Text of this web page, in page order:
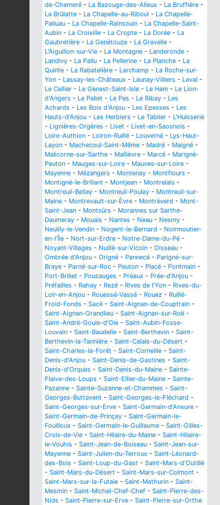
de-Chemeré - La Bazouge-des-Alleux - La Bruffière -
La Brûlatte - La Chapelle-au-Riboul - La Chapelle-
Palluau - La Chapelle-Rainsouin - La Chapelle-Saint-
Aubin - La Croixille - La Cropte - La Dorée - La
Gaubretière - La Genétouze - La Gravelle -
L'Aiguillon-sur-Vie - La Montagne - Landeronde -
Landivy - La Pallu - La Pellerine - La Planche - La
Quinte - La Rabatelière - Larchamp - La Roche-sur-
Yon - Lassay-les-Châteaux - Launay-Villiers - Laval -
Le Cellier - Le Genest-Saint-Isle - Le Ham - Le Lion-
d'Angers - Le Pallet - Le Pas - Le Ribay - Les
Achards - Les Bois d'Anjou - Les Epesses - Les
Hauts-d'Anjou - Les Herbiers - Le Tablier - L'Huisserie
- Lignières-Orgères - Livet - Livet-en-Saosnois -
Loire-Authion - Loiron-Ruillé - Louverné - Lys-Haut-
Layon - Machecoul-Saint-Même - Madré - Maigné -
Malicorne-sur-Sarthe - Mallièvre - Marcé - Marigné-
Peuton - Mauges-sur-Loire - Mauves-sur-Loire -
Mayenne - Mézangers - Montenay - Montflours -
Montigné-le-Brillant - Montjean - Montrelais -
Montreuil-Bellay - Montreuil-Poulay - Montreuil-sur-
Maine - Montrevault-sur-Èvre - Montréverd - Mont-
Saint-Jean - Montsûrs - Morannes sur Sarthe-
Daumeray - Mouais - Nantes - Neau - Nesmy -
Neuilly-le-Vendin - Nogent-le-Bernard - Noirmoutier-
en-l'Île - Nort-sur-Erdre - Notre-Dame-du-Pé -
Noyant-Villages - Nuillé-sur-Vicoin - Oisseau -
Ombrée d'Anjou - Origné - Pannecé - Parigné-sur-
Braye - Parné-sur-Roc - Peuton - Placé - Pontmain -
Port-Brillet - Pouzauges - Préaux - Prée-d'Anjou -
Préfailles - Rahay - Rezé - Rives de l'Yon - Rives-du-
Loir-en-Anjou - Rouessé-Vassé - Rouez - Ruillé-
Froid-Fonds - Sacé - Saint-Aignan-de-Couptrain -
Saint-Aignan-Grandlieu - Saint-Aignan-sur-Roë -
Saint-André-Goule-d'Oie - Saint-Aubin-Fosse-
Louvain - Saint-Baudelle - Saint-Berthevin - Saint-
Berthevin-la-Tannière - Saint-Calais-du-Désert -
Saint-Charles-la-Forêt - Saint-Corneille - Saint-
Denis-d'Anjou - Saint-Denis-de-Gastines - Saint-
Denis-d'Orques - Saint-Denis-du-Maine - Sainte-
Flaive-des-Loups - Saint-Ellier-du-Maine - Sainte-
Pazanne - Sainte-Suzanne-et-Chammes - Saint-
Georges-Buttavent - Saint-Georges-le-Fléchard -
Saint-Georges-sur-Erve - Saint-Germain-d'Anxure -
Saint-Germain-de-Prinçay - Saint-Germain-le-
Fouilloux - Saint-Germain-le-Guillaume - Saint-Gilles-
Croix-de-Vie - Saint-Hilaire-du-Maine - Saint-Hilaire-
le-Vouhis - Saint-Jean-de-Boiseau - Saint-Jean-sur-
Mayenne - Saint-Julien-du-Terroux - Saint-Léonard-
des-Bois - Saint-Loup-du-Gast - Saint-Mars-d'Outillé
- Saint-Mars-du-Désert - Saint-Mars-sur-Colmont -
Saint-Mars-sur-la-Futaie - Saint-Mathurin - Saint-
Mesmin - Saint-Michel-Chef-Chef - Saint-Pierre-des-
Nids - Saint-Pierre-sur-Erve - Saint-Pierre-sur-Orthe